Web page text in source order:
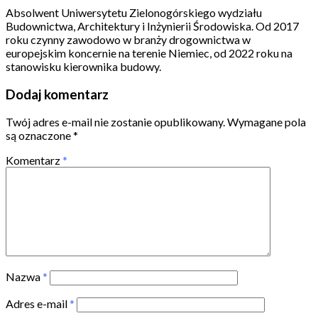
Absolwent Uniwersytetu Zielonogórskiego wydziału
Budownictwa, Architektury i Inżynierii Środowiska. Od 2017
roku czynny zawodowo w branży drogownictwa w
europejskim koncernie na terenie Niemiec, od 2022 roku na
stanowisku kierownika budowy.
Dodaj komentarz
Twój adres e-mail nie zostanie opublikowany.Wymagane pola
są oznaczone*
Komentarz*
Nazwa*
Adres e-mail*